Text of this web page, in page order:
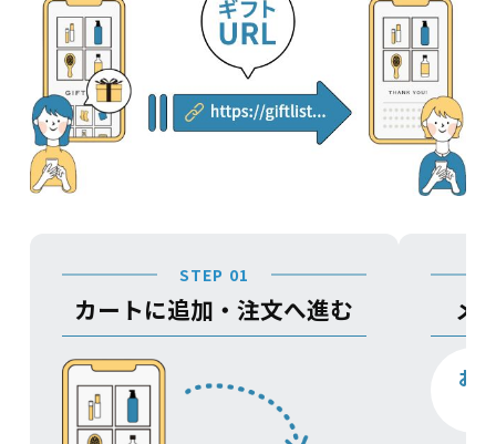
STEP 01
カートに追加・注文へ進む メ
お